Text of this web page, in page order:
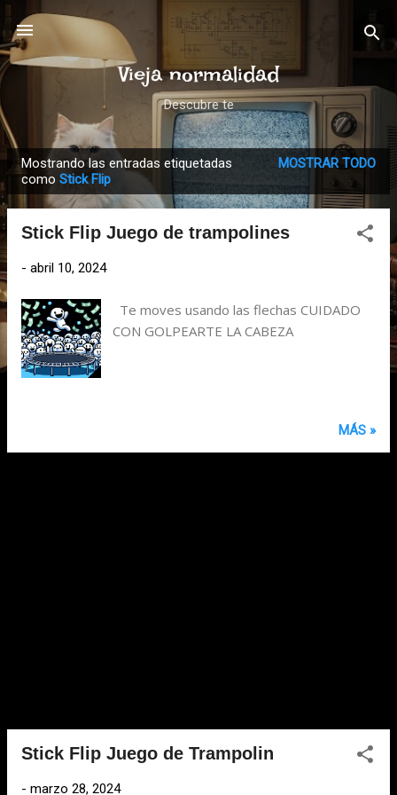
Ir al contenido principal
Vieja normalidad
Descubre te
E
n
Mostrando las entradas etiquetadas
como Stick Flip
MOSTRAR TODO
Stick Flip Juego de trampolines
- abril 10, 2024
Te moves usando las flechas CUIDADO
CON GOLPEARTE LA CABEZA
MÁS »
Stick Flip Juego de Trampolin
- marzo 28, 2024